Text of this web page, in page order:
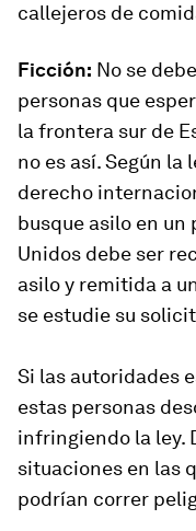
callejeros de
Ficción: No se
personas que
la frontera sur de
no es así. Según
derecho
busque asilo en un
Unidos debe ser
asilo y remitida a
se estudie su
Si las autoridades
estas personas
infringiendo la ley.
situaciones en las
podrían correr